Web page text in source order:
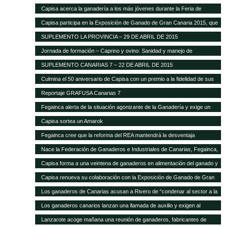
Capisa acerca la ganadería a los más jóvenes durante la Feria de
Ganado Selecto 2015
Capisa participa en la Exposición de Ganado de Gran Canaria 2015, que
contará con mil cabezas selectas de la isla
SUPLEMENTO LA PROVINCIA – 29 DE ABRIL DE 2015
Jornada de formación – Caprino y ovino: Sanidad y manejo de
alimentación
SUPLEMENTO CANARIAS 7 – 22 DE ABRIL DE 2015
Culmina el 50 aniversario de Capisa con un premio a la fidelidad de sus
clientes
Reportaje GRAFUSA Canarias 7
Fegainca alerta de la situación agonizante de la Ganadería y exige un
reparto más justo del Posei
Capisa sortea un Amarok
Fegainca cree que la reforma del REA mantendrá la desventaja
competitiva de la producción ganadera canaria
Nace la Federación de Ganaderos e Industriales de Canarias, Fegainca,
que por vez primera aglutina los intereses del sector en el Archipiélago
Capisa forma a una veintena de ganaderos en alimentación del ganado y
manejo de explotaciones
Capisa renueva su colaboración con la Exposición de Ganado de Gran
Canaria en su edición 2013
Los ganaderos de Canarias acusan a Rivero de “condenar al sector a la
desaparición con su desprecio”
Los ganaderos canarios lanzan una llamada de auxilio y exigen al
Gobierno que abone la ayuda de Estado del Posei
Lanzarote acoge mañana una reunión de ganaderos, fabricantes de